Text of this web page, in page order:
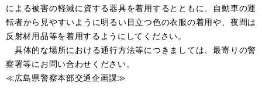
による被害の軽減に資する器具を着用するとともに、自動車の運
転者から見やすいように明るい目立つ色の衣服の着用や、夜間は
反射材用品等を着用するようにしてください。
具体的な場所における通行方法等につきましては、最寄りの警
察署等にお問い合わせください。
≪広島県警察本部交通企画課≫